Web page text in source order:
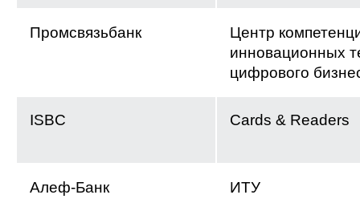
Промсвязьбанк
Центр
инновационных
цифрового
ISBC Cards & Readers
Алеф-Банк ИТУ